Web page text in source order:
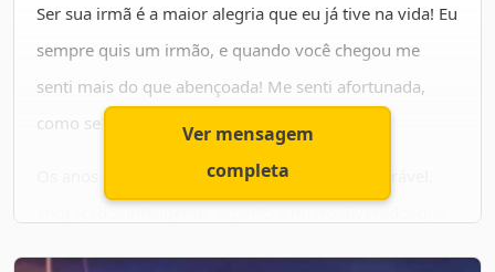
Ser sua irmã é a maior alegria que eu já tive na vida! Eu
sempre quis um irmão, e quando você chegou me
senti mais do que abençoada! Me senti afortunada,
como se tivesse de fato ganho na loteria!
Os anos passaram e você virou esse rapaz adorável,
Ver mensagem
completa